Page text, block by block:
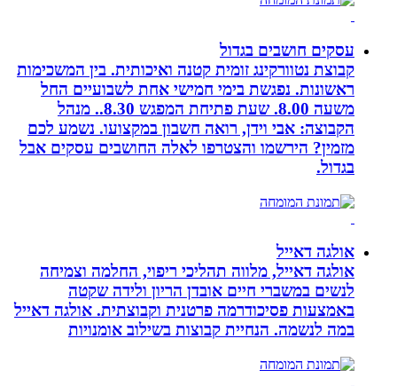
עסקים חושבים בגדול
קבוצת נטוורקינג זומית קטנה ואיכותית. בין המשכימות
ראשונות. נפגשת בימי חמישי אחת לשבועיים החל
משעה 8.00. שעת פתיחת המפגש 8.30.. מנהל
הקבוצה: אבי וידן, רואה חשבון במקצועו. נשמע לכם
מזמין? הירשמו והצטרפו לאלה החושבים עסקים אבל
בגדול.
אולגה דאייל
אולגה דאייל, מלווה תהליכי ריפוי, החלמה וצמיחה
לנשים במשברי חיים אובדן הריון ולידה שקטה
באמצעות פסיכודרמה פרטנית וקבוצתית. אולגה דאייל
במה לנשמה. ‏הנחיית קבוצות בשילוב אומנויות‏